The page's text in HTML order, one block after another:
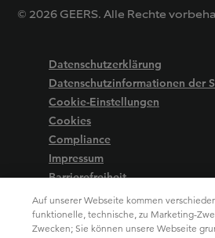
© 2026 GEERS. Alle Rechte
Datenschutzerklärung
Datenschutzinformationen der
Cookie-Einstellungen
Cookies
Compliance
Impressum
Barrierefreiheit
Auf unserer Webseite kommen
funktionelle, technische, zu Marketing-
Zwecken; Sie können unsere Webseite